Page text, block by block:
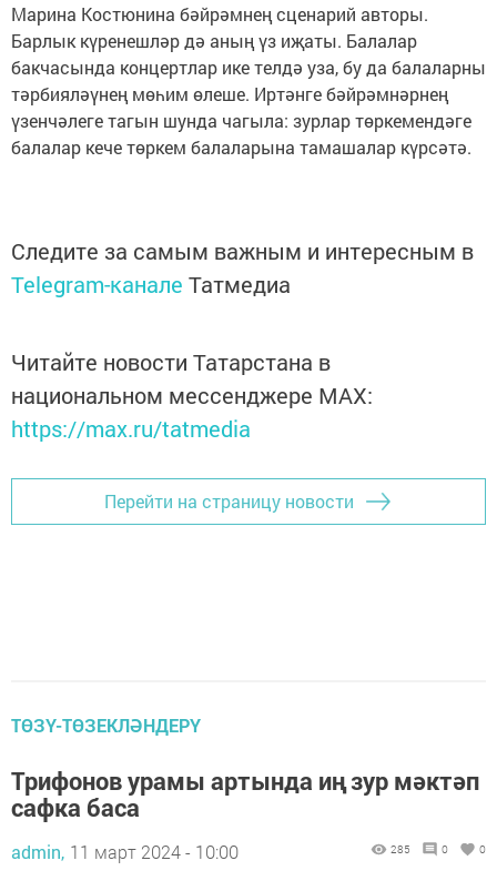
Марина Костюнина бәйрәмнең сценарий авторы.
Барлык күренешләр дә аның үз иҗаты. Балалар
бакчасында концертлар ике телдә уза, бу да балаларны
тәрбияләүнең мөһим өлеше. Иртәнге бәйрәмнәрнең
үзенчәлеге тагын шунда чагыла: зурлар төркемендәге
балалар кече төркем балаларына тамашалар күрсәтә.
Следите за самым важным и интересным в
Telegram-канале Татмедиа
Читайте новости Татарстана в
национальном мессенджере MАХ:
https://max.ru/tatmedia
Перейти на страницу новости
ТӨЗҮ-ТӨЗЕКЛӘНДЕРҮ
Трифонов урамы артында иң зур мәктәп
сафка баса
admin, 11 март 2024 - 10:00 285 0 0